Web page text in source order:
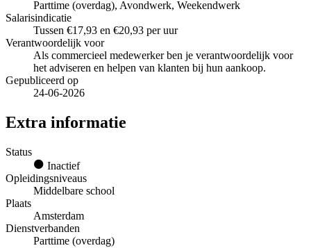
Parttime (overdag), Avondwerk, Weekendwerk
Salarisindicatie
Tussen €17,93 en €20,93 per uur
Verantwoordelijk voor
Als commercieel medewerker ben je verantwoordelijk voor
het adviseren en helpen van klanten bij hun aankoop.
Gepubliceerd op
24-06-2026
Extra informatie
Status
Inactief
Opleidingsniveaus
Middelbare school
Plaats
Amsterdam
Dienstverbanden
Parttime (overdag)